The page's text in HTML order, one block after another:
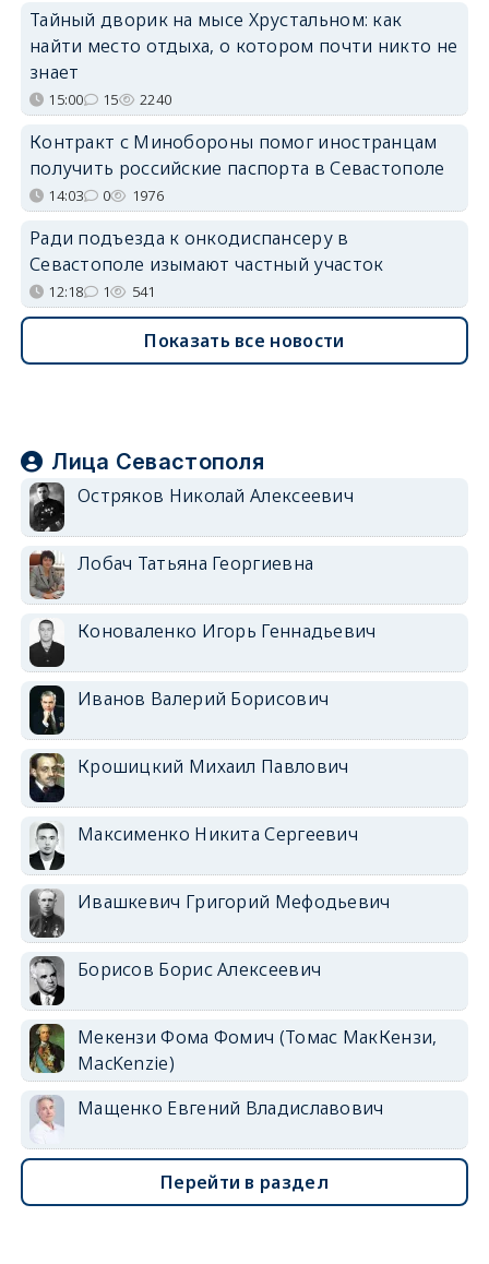
Тайный дворик на мысе Хрустальном: как
найти место отдыха, о котором почти никто не
знает
15:00 15 2240
Контракт с Минобороны помог иностранцам
получить российские паспорта в Севастополе
14:03 0 1976
Ради подъезда к онкодиспансеру в
Севастополе изымают частный участок
12:18 1 541
Показать все новости
Лица Севастополя
Остряков Николай Алексеевич
Лобач Татьяна Георгиевна
Коноваленко Игорь Геннадьевич
Иванов Валерий Борисович
Крошицкий Михаил Павлович
Максименко Никита Сергеевич
Ивашкевич Григорий Мефодьевич
Борисов Борис Алексеевич
Мекензи Фома Фомич (Томас МакКензи,
MacKenzie)
Мащенко Евгений Владиславович
Перейти в раздел